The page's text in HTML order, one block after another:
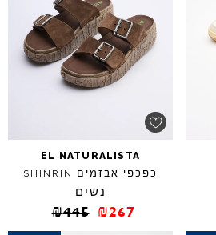
EL NATURALISTA
כפכפי אבזמים SHINRIN
נשים
₪445 ₪267